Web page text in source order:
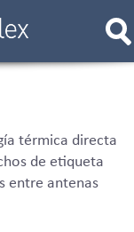
térmica directa
de etiqueta
entre antenas